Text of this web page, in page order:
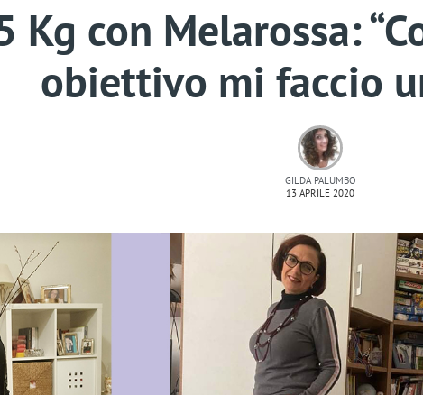
Kg con Melarossa:
obiettivo mi faccio
GILDA PALUMBO
13 APRILE 2020